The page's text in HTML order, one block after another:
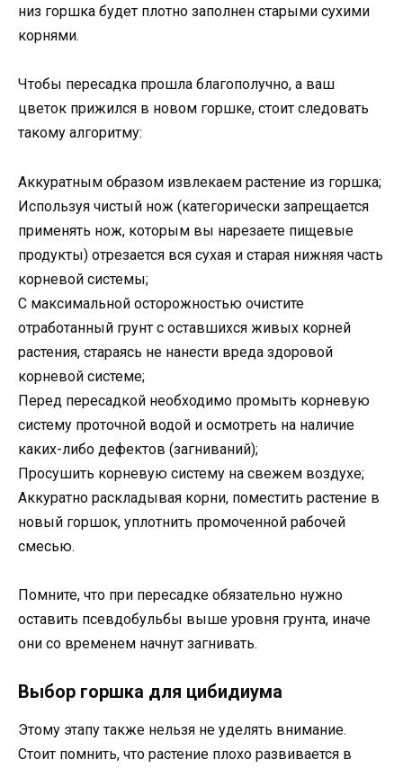
низ горшка будет плотно заполнен старыми сухими
корнями.
Чтобы пересадка прошла благополучно, а ваш
цветок прижился в новом горшке, стоит следовать
такому алгоритму:
Аккуратным образом извлекаем растение из горшка;
Используя чистый нож (категорически запрещается
применять нож, которым вы нарезаете пищевые
продукты) отрезается вся сухая и старая нижняя часть
корневой системы;
С максимальной осторожностью очистите
отработанный грунт с оставшихся живых корней
растения, стараясь не нанести вреда здоровой
корневой системе;
Перед пересадкой необходимо промыть корневую
систему проточной водой и осмотреть на наличие
каких-либо дефектов (загниваний);
Просушить корневую систему на свежем воздухе;
Аккуратно раскладывая корни, поместить растение в
новый горшок, уплотнить промоченной рабочей
смесью.
Помните, что при пересадке обязательно нужно
оставить псевдобульбы выше уровня грунта, иначе
они со временем начнут загнивать.
Выбор горшка для цибидиума
Этому этапу также нельзя не уделять внимание.
Стоит помнить, что растение плохо развивается в